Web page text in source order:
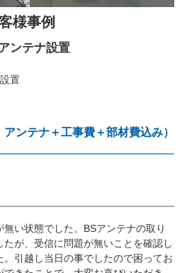
様事例
ンテナ設置
置
アンテナ＋工事費＋部材費込み）
い状態でした。BSアンテナの取り
が、受信に問題が無いことを確認し
引越し当日の事でしたので困ってお